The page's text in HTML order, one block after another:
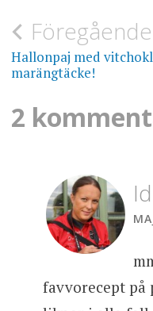
Föregående
Hallonpaj med
marängtäcke!
2
favvorecept på